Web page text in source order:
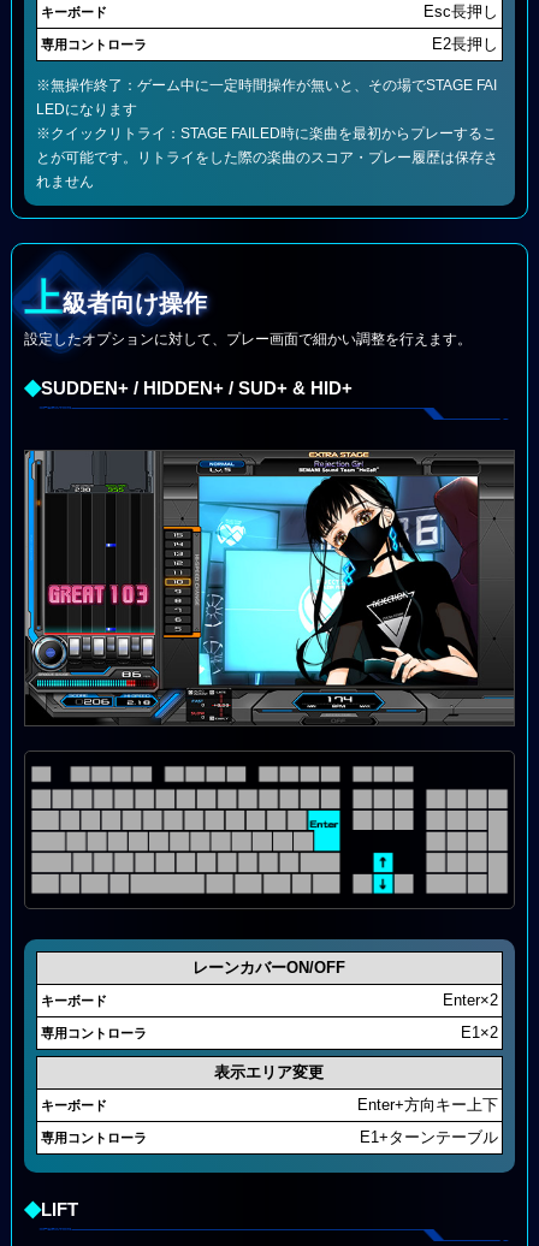
Esc長押し
E2長押し
※無操作終了：ゲーム中に一定時間操作が無いと、その場でSTAGE FAI
LEDになります
※クイックリトライ：STAGE FAILED時に楽曲を最初からプレーするこ
とが可能です。リトライをした際の楽曲のスコア・プレー履歴は保存さ
れません
上級者向け操作
設定したオプションに対して、プレー画面で細かい調整を行えます。
◆SUDDEN+ / HIDDEN+ / SUD+ & HID+
レーンカバーON/OFF
Enter×2
E1×2
表示エリア変更
Enter+方向キー上下
E1+ターンテーブル
◆LIFT